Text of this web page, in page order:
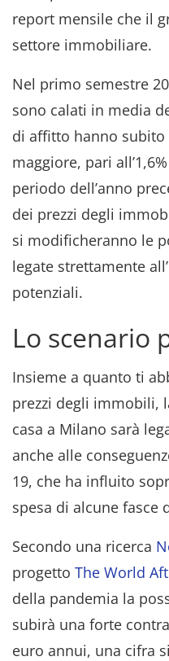
report mensile che il
settore immobiliare.
Nel primo semestre
sono calati in media
di affitto hanno
maggiore, pari
periodo dell’anno
dei prezzi degli
si modificheranno le
legate strettamente
potenziali.
Lo scenario
Insieme a quanto ti
prezzi degli immobili,
casa a Milano sarà
anche alle
19, che ha influito
spesa di alcune fasce
Secondo una ricerca
progetto The World
della pandemia la
subirà una forte
euro annui, una cifra